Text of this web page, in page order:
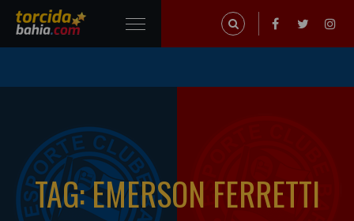
TAG: EMERSON FERRETTI